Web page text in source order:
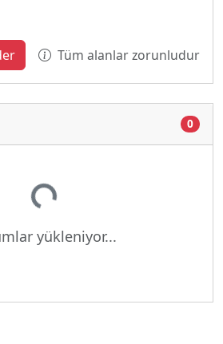
Tüm alanlar zorunludur
0
Yükleniyor...
yükleniyor...